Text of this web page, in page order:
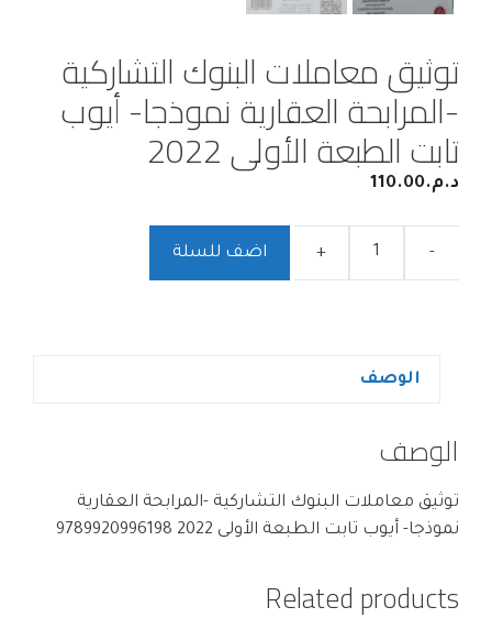
توثيق معاملات البنوك التشاركية
-المرابحة العقارية نموذجا- أيوب
تابت الطبعة الأولى 2022
د.م.110.00
-
+ اضف للسلة
الوصف
الوصف
توثيق معاملات البنوك التشاركية -المرابحة العقارية
نموذجا- أيوب تابت الطبعة الأولى 2022 9789920996198
Related products